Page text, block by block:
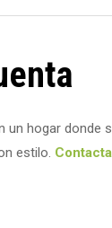
hogar donde
estilo.